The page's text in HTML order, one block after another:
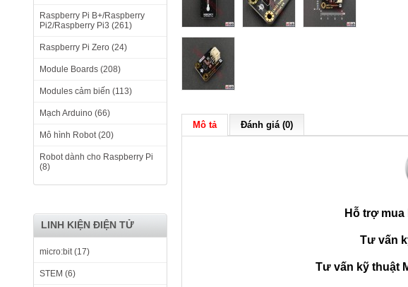
Raspberry Pi B+/Raspberry
Pi2/Raspberry Pi3 (261)
Raspberry Pi Zero (24)
Module Boards (208)
Modules cảm biến (113)
Mạch Arduino (66)
Mô hình Robot (20)
Robot dành cho Raspberry Pi
(8)
LINH KIỆN ĐIỆN TỬ
micro:bit (17)
STEM (6)
Mô tả Đánh giá (0)
Hỗ trợ mua
Tư vấn
Tư vấn kỹ thuật